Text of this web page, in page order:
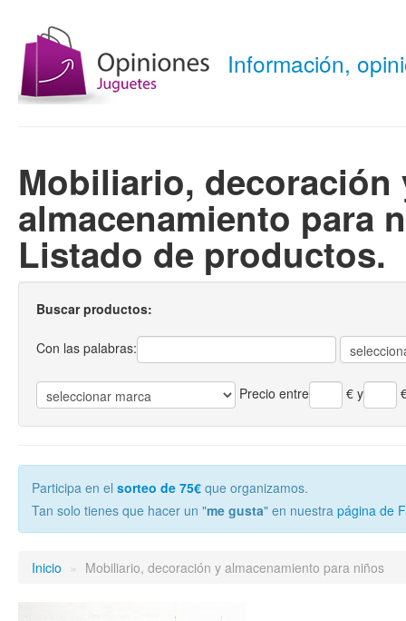
Información,
Mobiliario, decoración
almacenamiento para
Listado de productos.
Buscar productos:
Con las palabras:
Precio entre €y
Participa en el sorteo de 75€ que organizamos.
Tan solo tienes que hacer un "me gusta" en nuestra página de
Inicio » Mobiliario, decoración y almacenamiento para niños